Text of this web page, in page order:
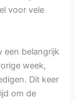
voor vele
een belangrijk
week,
Dit keer
om de